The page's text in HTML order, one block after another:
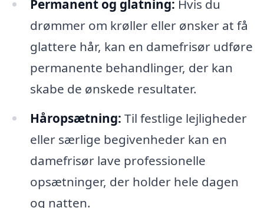
Permanent og glatning: Hvis du
drømmer om krøller eller ønsker at få
glattere hår, kan en damefrisør udføre
permanente behandlinger, der kan
skabe de ønskede resultater.
Håropsætning: Til festlige lejligheder
eller særlige begivenheder kan en
damefrisør lave professionelle
opsætninger, der holder hele dagen
og natten.